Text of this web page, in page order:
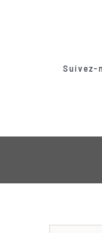
Suivez-